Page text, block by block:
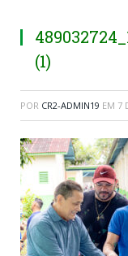
(1)
POR CR2-ADMIN19 EM 7